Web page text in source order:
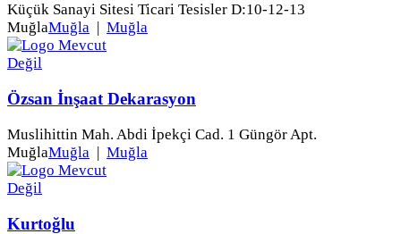
Küçük Sanayi Sitesi Ticari Tesisler D:10-12-13
MuğlaMuğla Muğla
Özsan İnşaat Dekarasyon
Muslihittin Mah. Abdi İpekçi Cad. 1 Güngör Apt.
MuğlaMuğla | Muğla
Kurtoğlu